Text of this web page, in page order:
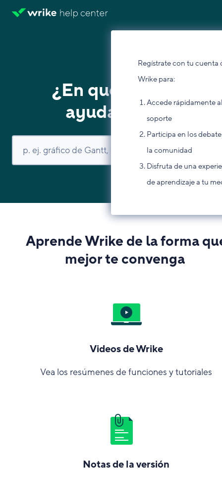
Regístrate con tu cuenta
Wrike para:
Accede rápidamente
soporte
Participa en los
la comunidad
Disfruta de una
de aprendizaje a tu
¿En qué podemos
ayudarte hoy?
Aprende Wrike de la forma
mejor te convenga
Videos de Wrike
Vea los resúmenes de funciones y tutoriales
Notas de la versión